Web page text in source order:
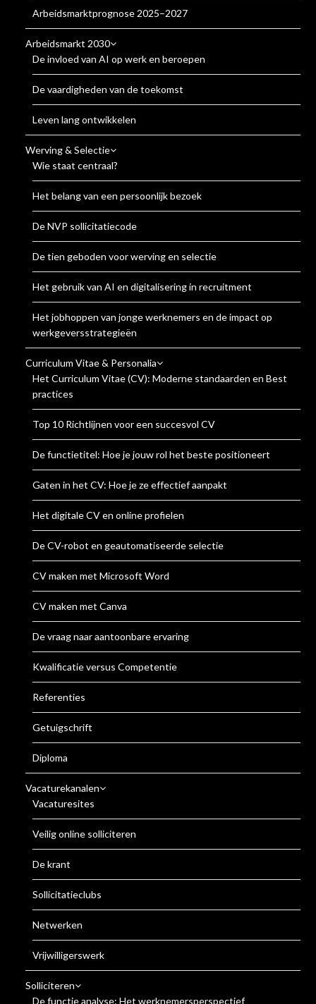
Arbeidsmarktprognose 2025–2027
Arbeidsmarkt 2030
De invloed van AI op werk en beroepen
De vaardigheden van de toekomst
Leven lang ontwikkelen
Werving & Selectie
Wie staat centraal?
Het belang van een persoonlijk bezoek
De NVP sollicitatiecode
De tien geboden voor werving en selectie
Het gebruik van AI en digitalisering in recruitment
Het jobhoppen van jonge werknemers en de impact op
werkgeversstrategieën
Curriculum Vitae & Personalia
Het Curriculum Vitae (CV): Moderne standaarden en Best
practices
Top 10 Richtlijnen voor een succesvol CV
De functietitel: Hoe je jouw rol het beste positioneert
Gaten in het CV: Hoe je ze effectief aanpakt
Het digitale CV en online profielen
De CV-robot en geautomatiseerde selectie
CV maken met Microsoft Word
CV maken met Canva
De vraag naar aantoonbare ervaring
Kwalificatie versus Competentie
Referenties
Getuigschrift
Diploma
Vacaturekanalen
Vacaturesites
Veilig online solliciteren
De krant
Sollicitatieclubs
Netwerken
Vrijwilligerswerk
Solliciteren
De functie analyse: Het werknemersperspectief